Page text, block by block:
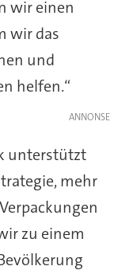
wir einen
wir das
und
helfen.“
unterstützt
mehr
zu einem